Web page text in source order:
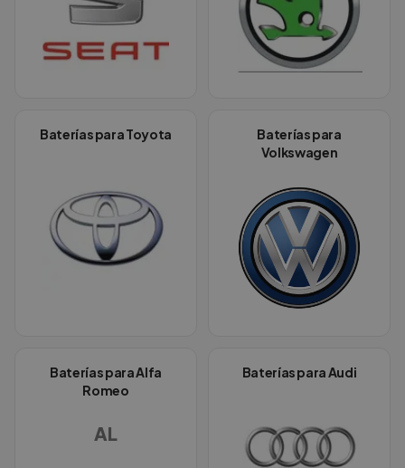
Baterías paraToyota
Baterías para
Volkswagen
Baterías paraAlfa
Romeo
AL
Baterías paraAudi